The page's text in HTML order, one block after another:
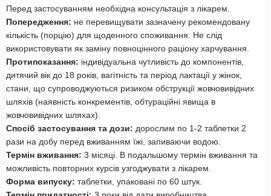
Перед застосуванням необхідна консультація з лікарем.
Попередження: не перевищувати зазначену рекомендовану
кількість (порцію) для щоденного споживання. Не слід
використовувати як заміну повноцінного раціону харчування.
Протипоказання: індивідуальна чутливість до компонентів,
дитячий вік до 18 років, вагітність та період лактації у жінок,
стани, що супроводжуються ризиком обструкції жовчовивідних
шляхів (наявність конкрементів, обтураційні явища в
жовчовивідних шляхах).
Спосіб застосування та дози: дорослим по 1-2 таблетки 2
рази на добу перед вживанням їжі, запиваючи водою.
Термін вживання: 3 місяці. В подальшому термін вживання та
можливість повторних курсів узгоджувати з лікарем.
Форма випуску: таблетки, упаковані по 60 штук.